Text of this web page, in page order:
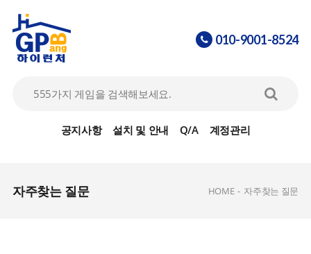
공지사항 설치 및 안내 Q/A 계정관리
010-9001-8524
자주찾는 질문 HOME - 자주찾는 질문